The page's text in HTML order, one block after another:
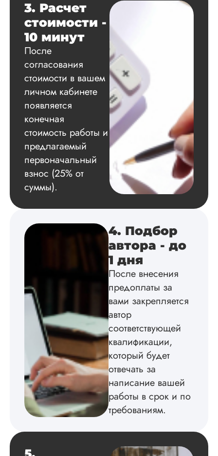
Вид работы:
Диссертация
сдачи,
оформили в
соответствии с
Взаимодействие с
клиентами
подробно
по всем вопросам.
Благодарен.
Дата:2024-04-29
Магистерскую
диссертацию по
на твердую 5.
структуру, список
литературы,
все
литературные
Уникальность
на одном дыхании.
3. Расчет
стоимости -
10 минут
После
согласования
стоимости в вашем
личном кабинете
появляется
конечная
стоимость работы и
предлагаемый
первоначальный
взнос (25% от
суммы).
4. Подбор
автора - до
1 дня
После внесения
предоплаты за
вами закрепляется
автор
соответствующей
квалификации,
который будет
отвечать за
написание вашей
работы в срок и по
требованиям.